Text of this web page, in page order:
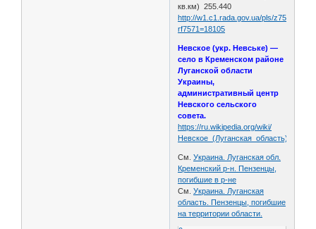
кв.км) 255.440
http://w1.c1.rada.gov.ua/pls/z7502/
rf7571=18105
Невское (укр. Невське) —
село в Кременском районе
Луганской области
Украины,
административный центр
Невского сельского
совета.
https://ru.wikipedia.org/wiki/
Невское_(Луганская_область)
См.Украина. Луганская обл.
Кременский р-н. Пензенцы,
погибшие в р-не
См.Украина. Луганская
область. Пензенцы, погибшие
на территории области.